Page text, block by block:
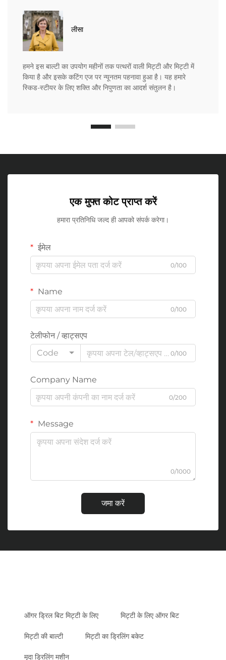
लीसा
हमने इस बाल्टी का उपयोग महीनों तक पत्थरों वाली मिट्टी और मिट्टी में
किया है और इसके कटिंग एज पर न्यूनतम पहनावा हुआ है। यह हमारे
स्किड-स्टीयर के लिए शक्ति और निपुणता का आदर्श संतुलन है।
एक मुफ्त कोट प्राप्त करें
हमारा प्रतिनिधि जल्द ही आपको संपर्क करेगा।
ईमेल
0/100
Name
0/100
टेलीफोन / व्हाट्सएप
Code
0/100
Company Name
0/200
Message
0/1000
जमा करें
ऑगर ड्रिल बिट मिट्टी के लिए मिट्टी के लिए ऑगर बिट
मिट्टी की बाल्टी मिट्टी का ड्रिलिंग बकेट
मृदा ड्रिलिंग मशीन